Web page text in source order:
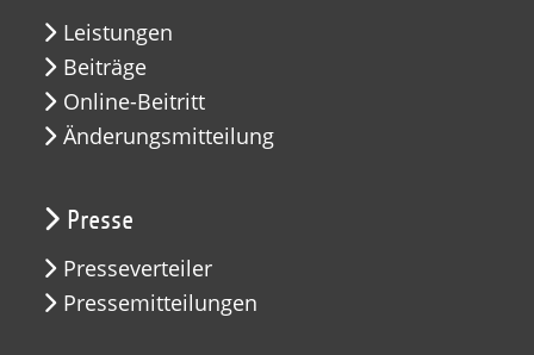
Leistungen
Beiträge
Online-Beitritt
Änderungsmitteilung
Presse
Presseverteiler
Pressemitteilungen